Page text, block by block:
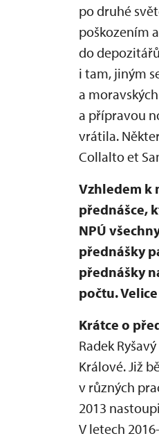
po druhé
poškozením
do
i tam, jiným
a
a přípravou
vrátila.
Collalto et
Vzhledem k
přednášce,
NPÚ
přednášky
přednášky
počtu.
Krátce o
Radek
Králové. Již
v různých
2013
V letech